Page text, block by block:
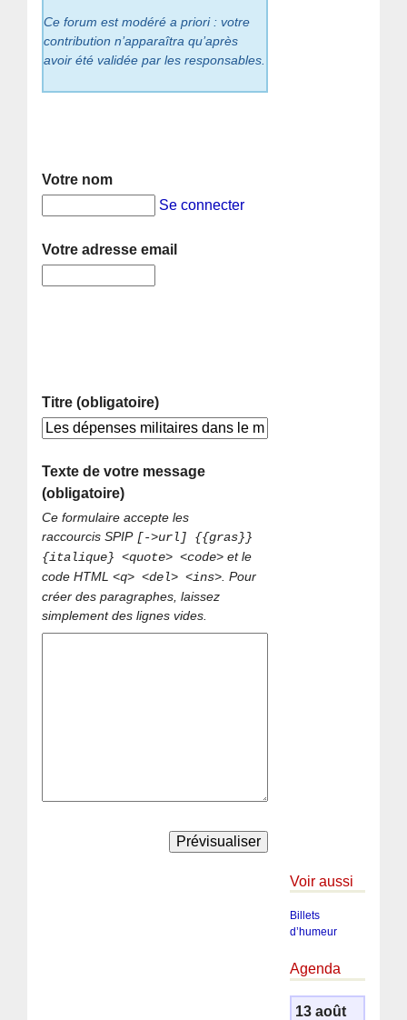
Ce forum est modéré a priori : votre
contribution n’apparaîtra qu’après
avoir été validée par les responsables.
Votre nom
Se connecter
Votre adresse email
Titre (obligatoire)
Texte de votre message
(obligatoire)
Ce formulaire accepte les
raccourcis SPIP [->url] {{gras}}
{italique} <quote> <code> et le
code HTML<q> <del> <ins>. Pour
créer des paragraphes, laissez
simplement des lignes vides.
Voir aussi
Billets
d’humeur
Agenda
13 août